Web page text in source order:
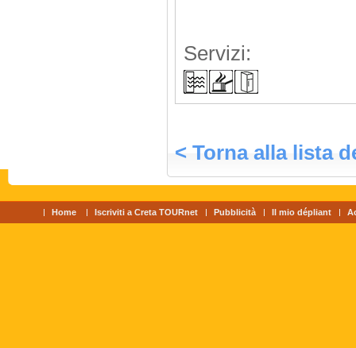
Servizi:
< Torna alla lista
Home Iscriviti a Creta TOURnet Pubblicità Il mio dépliant